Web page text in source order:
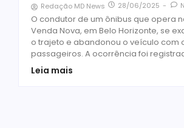
Redação MD News 28/06/2025 -
O condutor de um ônibus que opera
Venda Nova, em Belo Horizonte, se
o trajeto e abandonou o veículo com
passageiros. A ocorrência foi
Leia mais